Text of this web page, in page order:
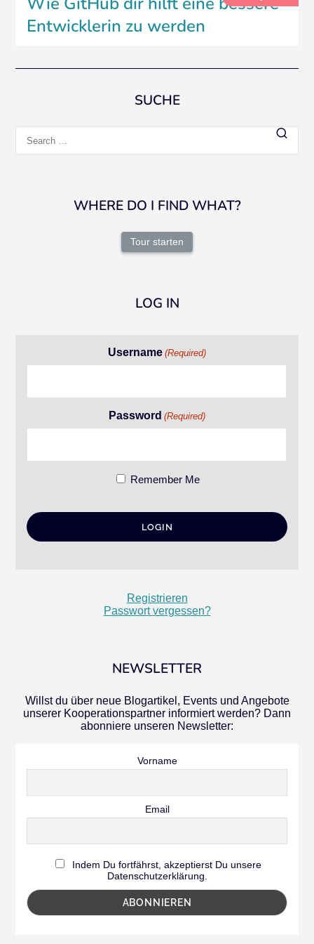
Entwicklerin zu werden
SUCHE
for:
WHERE DO I FIND WHAT?
Tour starten
LOG IN
Username (Required)
Password (Required)
Remember Me
Registrieren
Passwort vergessen?
NEWSLETTER
Willst du über neue Blogartikel, Events und Angebote
unserer Kooperationspartner informiert werden? Dann
abonniere unseren Newsletter:
Vorname
Email
Indem Du fortfährst, akzeptierst Du unsere
Datenschutzerklärung.